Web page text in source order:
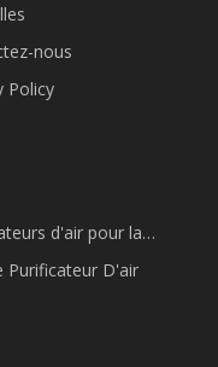
nous
Policy
d'air pour la
Purificateur D'air